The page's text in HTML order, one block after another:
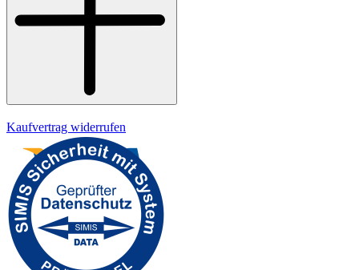
Kaufvertrag widerrufen